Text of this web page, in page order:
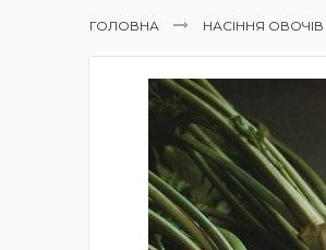
ГОЛОВНА НАСІННЯ ОВОЧІВ
Перейти
зображень